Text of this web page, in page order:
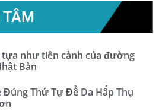
tựa như tiên cảnh của đường
Bản
Đúng Thứ Tự Để Da Hấp Thụ